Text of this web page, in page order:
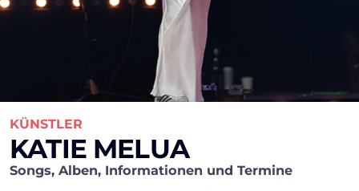
KÜNSTLER
KATIE MELUA
Songs, Alben, Informationen und Termine